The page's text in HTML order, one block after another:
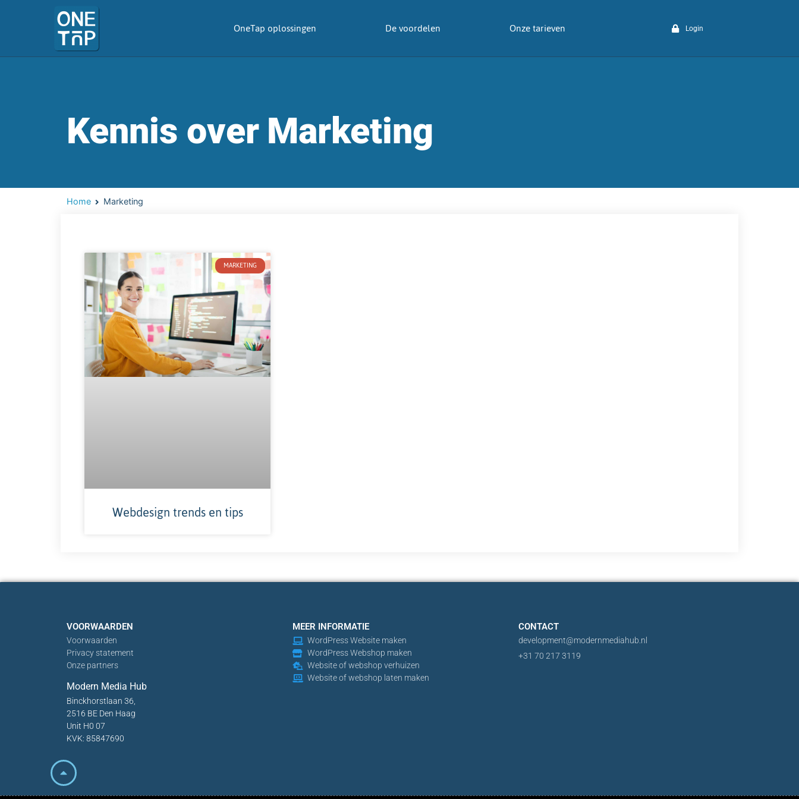
OneTap oplossingen De voordelen Onze tarieven Login
Kennis over Marketing
Home Marketing
MARKETING
Webdesign trends en tips
VOORWAARDEN
Voorwaarden
Privacy statement
Onze partners
Modern Media Hub
Binckhorstlaan 36,
2516 BE Den Haag
Unit H0 07
KVK: 85847690
MEER INFORMATIE
WordPress Website maken
WordPress Webshop maken
Website of webshop verhuizen
Website of webshop laten maken
CONTACT
development@modernmediahub.nl
+31 70 217 3119